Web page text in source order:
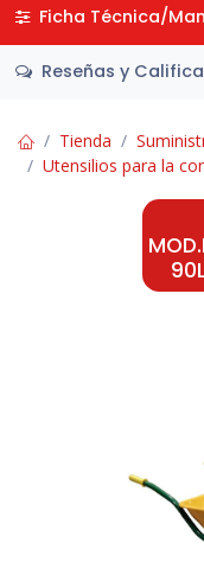
Ficha Técnica/
Reseñas y
Tienda
Utensilios para la